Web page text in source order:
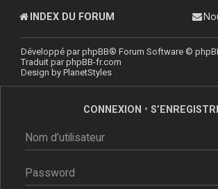
INDEX DU FORUM
Développé parphpBB® Forum Software ©
Traduit parphpBB-fr.com
Design by PlanetStyles
CONNEXION •